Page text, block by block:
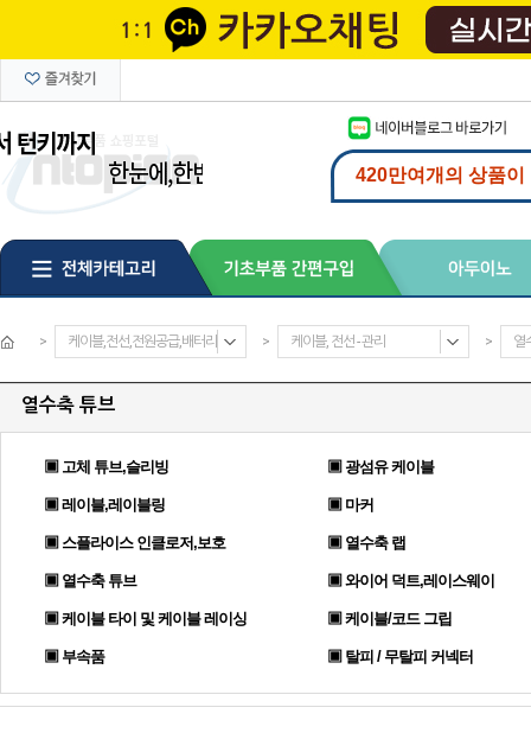
> 케이블,전선,전원공급,배터리 > 케이블, 전선 - 관리 > 열
열수축 튜브
▣ 고체 튜브,슬리빙 ▣ 광섬유 케이블
▣ 레이블,레이블링 ▣ 마커
▣ 스플라이스 인클로저,보호 ▣ 열수축 랩
▣ 열수축 튜브 ▣ 와이어 덕트,레이스웨이
▣ 케이블 타이 및 케이블 레이싱 ▣ 케이블/코드 그립
▣ 부속품 ▣ 탈피 / 무탈피 커넥터